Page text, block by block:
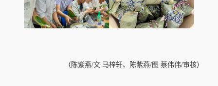
（陈紫燕/文 马梓轩、陈紫燕/图 蔡伟伟/审核）